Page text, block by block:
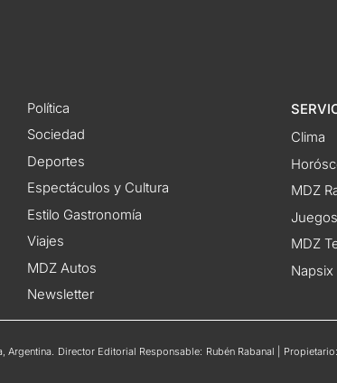
Política
Sociedad
Deportes
Espectáculos y Cultura
Estilo Gastronomía
Viajes
MDZ Autos
Newsletter
Clima
MDZ
Juegos
MDZ
Napsix
Director Editorial Responsable: Rubén Rabanal |